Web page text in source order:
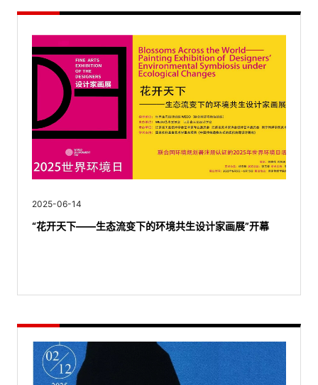
2025-06-14
“花开天下——生态流变下的环境共生设计家画展”开幕